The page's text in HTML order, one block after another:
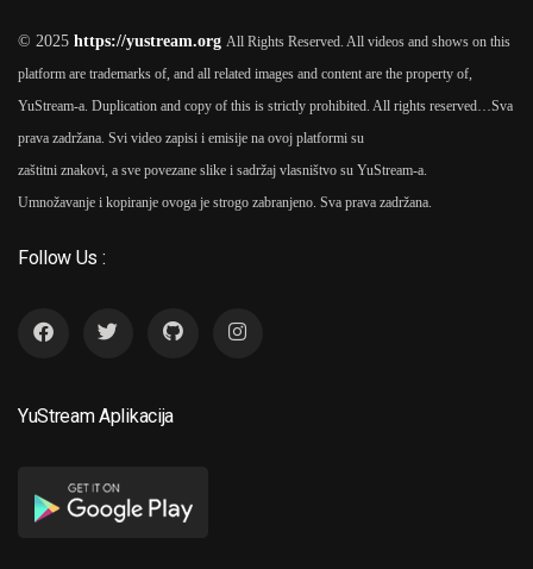
2023
6
Pad 2023 Tv Serija
Izudin Bajrović (1
© 2025 https://yustream.org All Rights Reserved. All videos and shows on this
platform are trademarks of, and all related images and content are the property of,
YuStream-a. Duplication and copy of this is strictly prohibited. All rights reserved…Sva
prava zadržana. Svi video zapisi i emisije na ovoj platformi su
zaštitni znakovi, a sve povezane slike i sadržaj vlasništvo su YuStream-a.
Umnožavanje i kopiranje ovoga je strogo zabranjeno. Sva prava zadržana.
Follow Us :
YuStream Aplikacija